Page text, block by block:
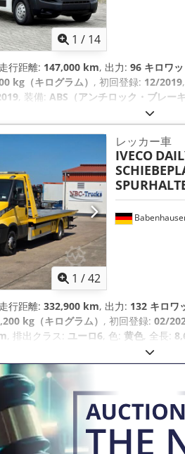
1 / 14
行距離: 147,000 km, 出力: 96 キロワ
kg（キログラム） , 初回登録: 12/2019
, 装備: ABS（アンチロック・ブレー
1 /42
レッカー車
IVECO
行距離: 332,900 km, 出力: 132 キロワ
kg（キログラム） , 初回登録: 02/
, 排出クラス: ユーロ6, 色: 黄色, 全長:
・ブレーキ・システム）, エアコン, 電子